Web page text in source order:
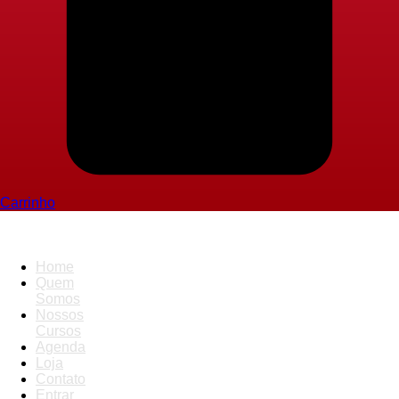
Carrinho
Home
Quem
Somos
Nossos
Cursos
Agenda
Loja
Contato
Entrar